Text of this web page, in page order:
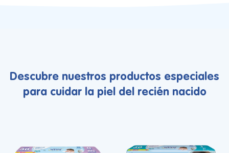
Descubre nuestros productos especiales
para cuidar la piel del recién nacido